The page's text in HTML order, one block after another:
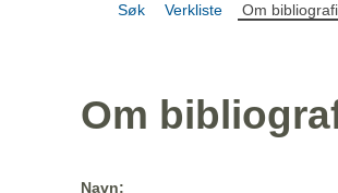
Søk Verkliste Om
Om
Navn: